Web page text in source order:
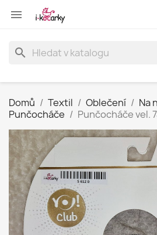

search
Domů Textil Oblečení
Na
Punčocháče
Punčocháče vel.